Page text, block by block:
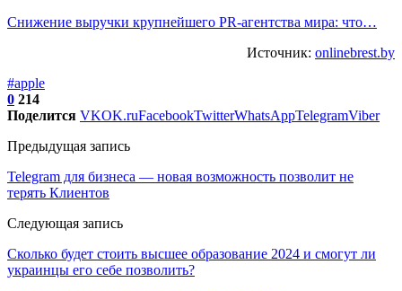
Снижение выручки крупнейшего PR-агентства мира: что…
Источник: onlinebrest.by
#apple
0 214
Поделится VKOK.ruFacebookTwitterWhatsAppTelegramViber
Предыдущая запись
Telegram для бизнеса — новая возможность позволит не
терять Клиентов
Следующая запись
Сколько будет стоить высшее образование 2024 и смогут ли
украинцы его себе позволить?